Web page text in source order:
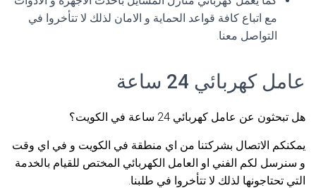
مع اتباع كافة قواعد الحماية و الامان لذلك لا تتأخروا في
التواصل معنا.
عامل كهربائي 24 ساعة
هل تبحثون عن عامل كهربائي 24 ساعة في الكويت؟
يمكنكم الاتصال بشركتنا من اي منطقة في الكويت و في اي وقت
و سنرسل لكم الفني او العامل الكهربائي المختص للقيام بالخدمة
التي تحتاجونها لذلك لا تتأخروا في طلبنا.